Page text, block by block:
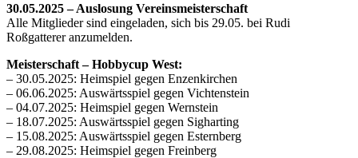
30.05.2025 –Auslosung Vereinsmeisterschaft
Alle Mitgliedersind eingeladen, sich bis 29.05. bei Rudi
Roßgattereranzumelden.
Meisterschaft –Hobbycup West:
– 30.05.2025: Heimspiel gegen Enzenkirchen
– 06.06.2025: Auswärtsspiel gegen Vichtenstein
– 04.07.2025: Heimspiel gegen Wernstein
– 18.07.2025: Auswärtsspiel gegen Sigharting
– 15.08.2025: Auswärtsspiel gegen Esternberg
– 29.08.2025: Heimspiel gegen Freinberg